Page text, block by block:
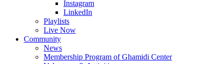
Instagram
LinkedIn
Playlists
Live Now
Community
News
Membership Program of Ghamidi Center